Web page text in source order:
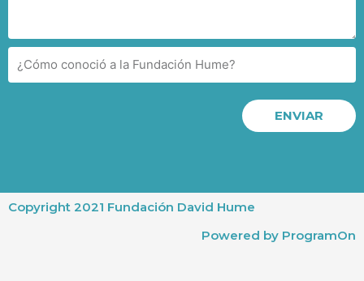
ENVIAR
Copyright 2021 Fundación David Hume
Powered by ProgramOn